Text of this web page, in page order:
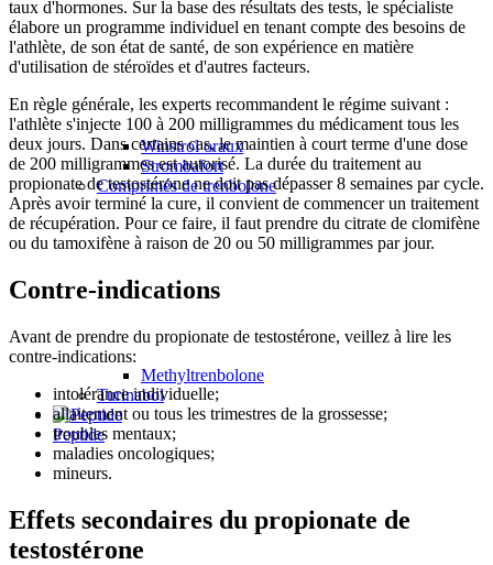
Winstrol oraux
Strombafort
Comprimés de trenbolone
Methyltrenbolone
Turinabol
Peptide
taux d'hormones. Sur la base des résultats des tests, le spécialiste
élabore un programme individuel en tenant compte des besoins de
l'athlète, de son état de santé, de son expérience en matière
d'utilisation de stéroïdes et d'autres facteurs.
En règle générale, les experts recommandent le régime suivant :
l'athlète s'injecte 100 à 200 milligrammes du médicament tous les
deux jours. Dans certains cas, le maintien à court terme d'une dose
de 200 milligrammes est autorisé. La durée du traitement au
propionate de testostérone ne doit pas dépasser 8 semaines par cycle.
Après avoir terminé la cure, il convient de commencer un traitement
de récupération. Pour ce faire, il faut prendre du citrate de clomifène
ou du tamoxifène à raison de 20 ou 50 milligrammes par jour.
Contre-indications
Avant de prendre du propionate de testostérone, veillez à lire les
contre-indications:
intolérance individuelle;
allaitement ou tous les trimestres de la grossesse;
troubles mentaux;
maladies oncologiques;
mineurs.
Effets secondaires du propionate de
testostérone